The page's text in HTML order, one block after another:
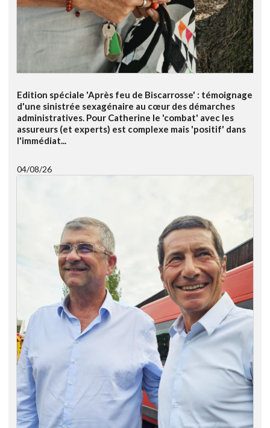
Edition spéciale 'Après feu de Biscarrosse' : témoignage
d'une sinistrée sexagénaire au cœur des démarches
administratives. Pour Catherine le 'combat' avec les
assureurs (et experts) est complexe mais 'positif' dans
l'immédiat...
04/08/26